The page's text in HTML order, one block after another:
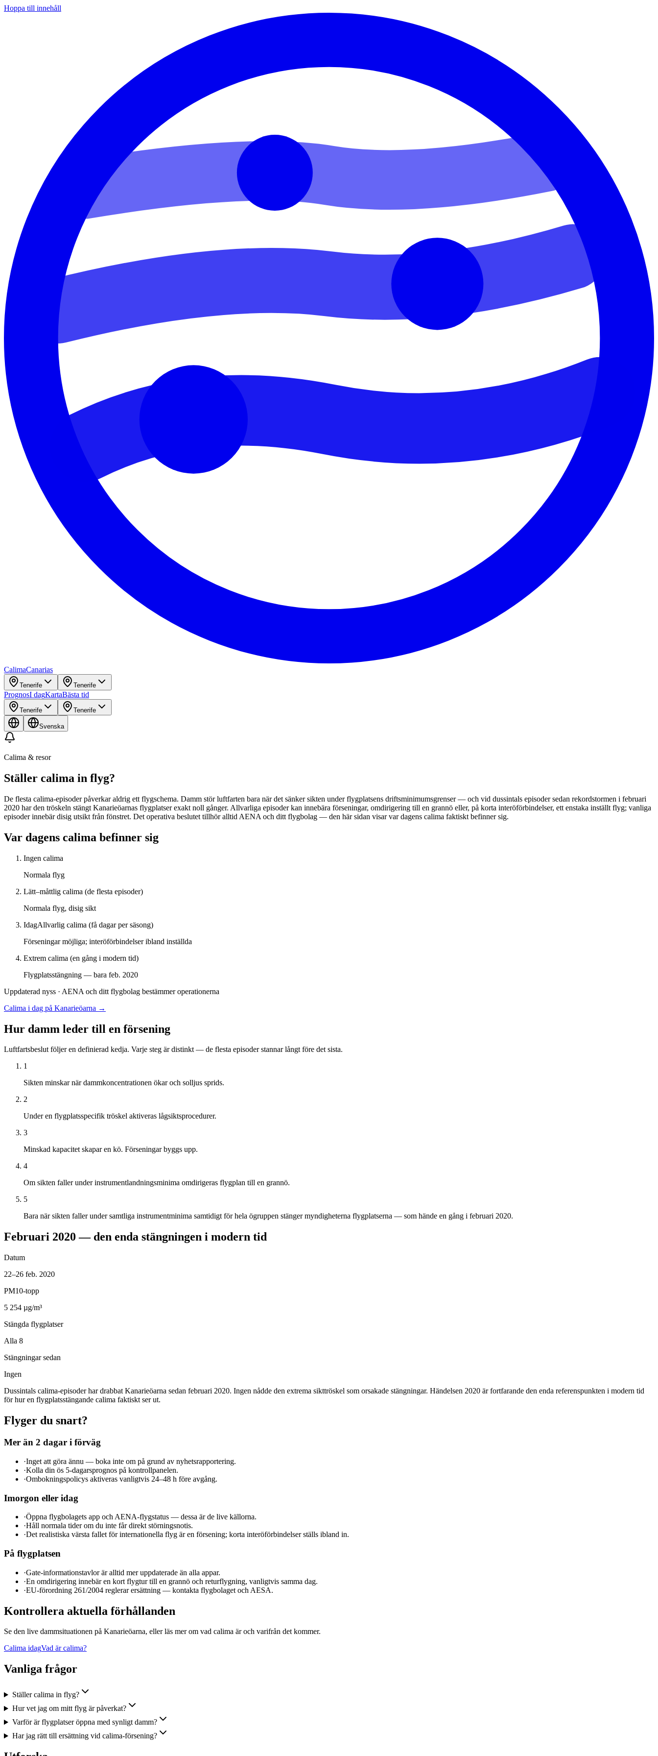
Hoppa till innehåll
CalimaCanarias
Tenerife Tenerife
PrognosI dagKartaBästa tid
Tenerife Tenerife
Svenska
Calima & resor
Ställer calima in flyg?
De flesta calima-episoder påverkar aldrig ett flygschema. Damm stör luftfarten bara när det sänker sikten under flygplatsens driftsminimumsgrenser — och vid dussintals episoder sedan rekordstormen i februari
2020 har den tröskeln stängt Kanarieöarnas flygplatser exakt noll gånger. Allvarliga episoder kan innebära förseningar, omdirigering till en grannö eller, på korta interöförbindelser, ett enstaka inställt flyg; vanliga
episoder innebär disig utsikt från fönstret. Det operativa beslutet tillhör alltid AENA och ditt flygbolag — den här sidan visar var dagens calima faktiskt befinner sig.
Var dagens calima befinner sig
Ingen calima
Normala flyg
Lätt–måttlig calima (de flesta episoder)
Normala flyg, disig sikt
IdagAllvarlig calima (få dagar per säsong)
Förseningar möjliga; interöförbindelser ibland inställda
Extrem calima (en gång i modern tid)
Flygplatsstängning — bara feb. 2020
Uppdaterad nyss · AENA och ditt flygbolag bestämmer operationerna
Calima i dag på Kanarieöarna →
Hur damm leder till en försening
Luftfartsbeslut följer en definierad kedja. Varje steg är distinkt — de flesta episoder stannar långt före det sista.
1
Sikten minskar när dammkoncentrationen ökar och solljus sprids.
2
Under en flygplatsspecifik tröskel aktiveras lågsiktsprocedurer.
3
Minskad kapacitet skapar en kö. Förseningar byggs upp.
4
Om sikten faller under instrumentlandningsminima omdirigeras flygplan till en grannö.
5
Bara när sikten faller under samtliga instrumentminima samtidigt för hela ögruppen stänger myndigheterna flygplatserna — som hände en gång i februari 2020.
Februari 2020 — den enda stängningen i modern tid
Datum
22–26 feb. 2020
PM10-topp
5 254 µg/m³
Stängda flygplatser
Alla 8
Stängningar sedan
Ingen
Dussintals calima-episoder har drabbat Kanarieöarna sedan februari 2020. Ingen nådde den extrema sikttröskel som orsakade stängningar. Händelsen 2020 är fortfarande den enda referenspunkten i modern tid
för hur en flygplatsstängande calima faktiskt ser ut.
Flyger du snart?
Mer än 2 dagar i förväg
·Inget att göra ännu — boka inte om på grund av nyhetsrapportering.
·Kolla din ös 5-dagarsprognos på kontrollpanelen.
·Ombokningspolicys aktiveras vanligtvis 24–48 h före avgång.
Imorgon eller idag
·Öppna flygbolagets app och AENA-flygstatus — dessa är de live källorna.
·Håll normala tider om du inte får direkt störningsnotis.
·Det realistiska värsta fallet för internationella flyg är en försening; korta interöförbindelser ställs ibland in.
På flygplatsen
·Gate-informationstavlor är alltid mer uppdaterade än alla appar.
·En omdirigering innebär en kort flygtur till en grannö och returflygning, vanligtvis samma dag.
·EU-förordning 261/2004 reglerar ersättning — kontakta flygbolaget och AESA.
Kontrollera aktuella förhållanden
Se den live dammsituationen på Kanarieöarna, eller läs mer om vad calima är och varifrån det kommer.
Calima idagVad är calima?
Vanliga frågor
Ställer calima in flyg?
Hur vet jag om mitt flyg är påverkat?
Varför är flygplatser öppna med synligt damm?
Har jag rätt till ersättning vid calima-försening?